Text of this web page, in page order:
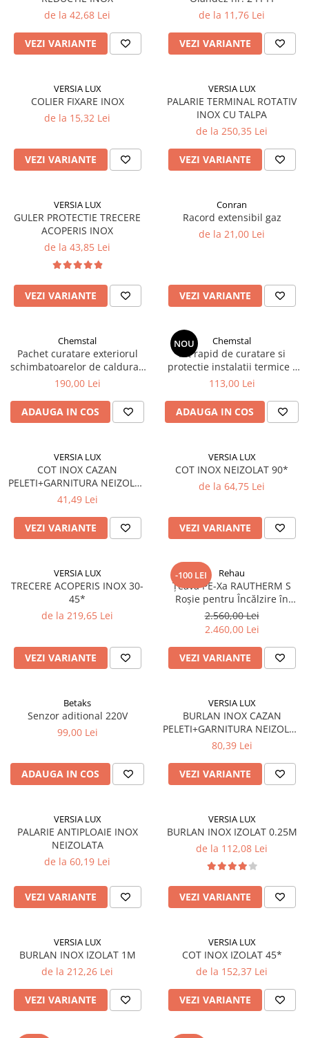
de la 42,68 Lei
VEZI VARIANTE
de la 11,76 Lei
VEZI VARIANTE
VERSIA LUX
COLIER FIXARE INOX
de la 15,32 Lei
VEZI VARIANTE
VERSIA LUX
PALARIE TERMINAL ROTATIV
INOX CU TALPA
de la 250,35 Lei
VEZI VARIANTE
VERSIA LUX
GULER PROTECTIE TRECERE
ACOPERIS INOX
de la 43,85 Lei
VEZI VARIANTE
Conran
Racord extensibil gaz
de la 21,00 Lei
VEZI VARIANTE
Chemstal
Pachet curatare exteriorul
schimbatoarelor de caldura -
centrală in condensare
190,00 Lei
ADAUGA IN COS
NOU Chemstal
Kit rapid de curatare si
protectie instalatii termice -
Doctor Cleanex Plus
113,00 Lei
ADAUGA IN COS
VERSIA LUX
COT INOX CAZAN
PELETI+GARNITURA NEIZOLAT
45*
41,49 Lei
VEZI VARIANTE
VERSIA LUX
COT INOX NEIZOLAT 90*
de la 64,75 Lei
VEZI VARIANTE
VERSIA LUX
TRECERE ACOPERIS INOX 30-
45*
de la 219,65 Lei
VEZI VARIANTE
-100 LEI Rehau
Țeavă PE-Xa RAUTHERM S
Roșie pentru Încălzire în
Pardoseală (Ø 17 - Ø 32)
2.560,00 Lei
2.460,00 Lei
VEZI VARIANTE
Betaks
Senzor aditional 220V
99,00 Lei
ADAUGA IN COS
VERSIA LUX
BURLAN INOX CAZAN
PELETI+GARNITURA NEIZOLAT
1 M
80,39 Lei
VEZI VARIANTE
VERSIA LUX
PALARIE ANTIPLOAIE INOX
NEIZOLATA
de la 60,19 Lei
VEZI VARIANTE
VERSIA LUX
BURLAN INOX IZOLAT 0.25M
de la 112,08 Lei
VEZI VARIANTE
VERSIA LUX
BURLAN INOX IZOLAT 1M
de la 212,26 Lei
VEZI VARIANTE
VERSIA LUX
COT INOX IZOLAT 45*
de la 152,37 Lei
VEZI VARIANTE